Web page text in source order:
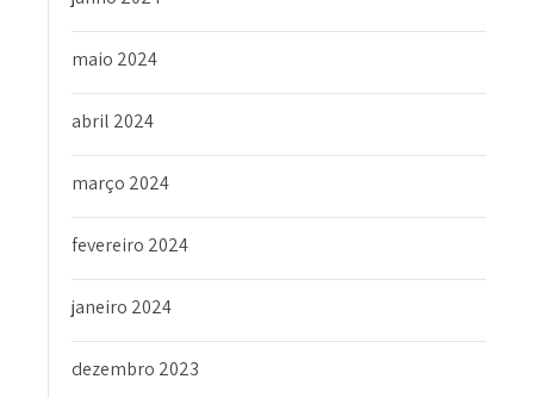
maio 2024
abril 2024
março 2024
fevereiro 2024
janeiro 2024
dezembro 2023